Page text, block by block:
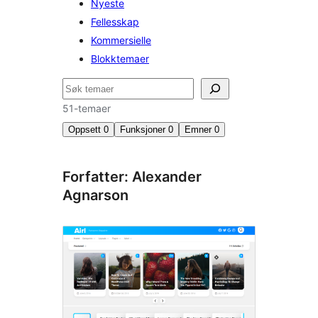
Nyeste
Fellesskap
Kommersielle
Blokktemaer
Søk
51-temaer
Oppsett 0 Funksjoner 0 Emner 0
Forfatter: Alexander
Agnarson